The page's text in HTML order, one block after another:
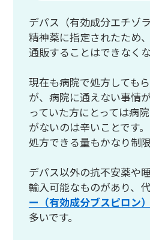
デパス（有効成分エチゾ
精神薬に指定されたため
通販することはできなく
現在も病院で処方しても
が、病院に通えない事情
っていた方にとっては病
がないのは辛いことです
処方できる量もかなり制限
デパス以外の抗不安薬や
輸入可能なものがあり、
ー（有効成分ブスピロン）
多いです。